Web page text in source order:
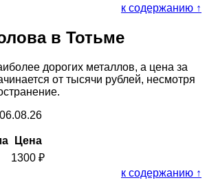
к содержанию ↑
в Тотьме
дорогих металлов, а цена за
от тысячи рублей, несмотря
Цена
1300 ₽
к содержанию ↑